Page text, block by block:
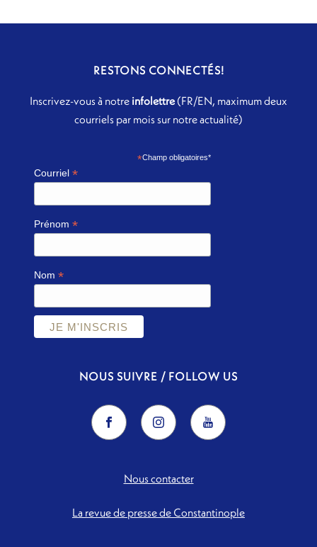
RESTONS CONNECTÉS!
Inscrivez-vous à notre infolettre(FR/EN, maximum deux
courriels par mois sur notre actualité)
*Champ obligatoires*
Courriel*
Prénom*
Nom*
NOUS SUIVRE / FOLLOW US
Nous contacter
La revue de presse de Constantinople